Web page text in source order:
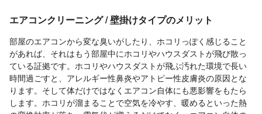
エアコンクリーニング / 壁掛けタイプのメリット
部屋のエアコンから変な臭いがしたり、ホコリっぽく感じること
があれば、それはもう部屋中にホコリやハウスダストが飛び散っ
ている証拠です。ホコリやハウスダストが飛ぶ汚れた環境で長い
時間過ごすと、アレルギー性鼻炎やアトピー性皮膚炎の原因とな
ります。そして体だけではなくエアコン自体にも悪影響をもたら
します。ホコリが溜まることで空気を冷やす、暖めるといった熱